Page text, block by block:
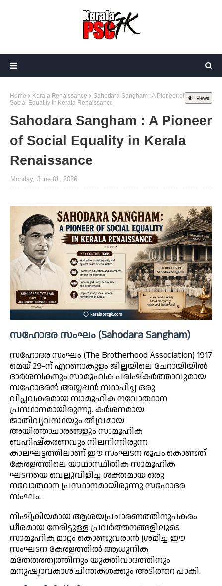
views
Home Kerala Renaissance
Sahodara Sangham : A Pioneer of
Social Equality in Kerala Renaissance
Sahodara Sangham : A Pioneer
of Social Equality in Kerala
Renaissance
Monday, June 01, 2026
സഹോദര സംഘം (Sahodara Sangham)
സഹോദര സംഘം (The Brotherhood Association) 1917
മെയ് 29-ന് എറണാകുളം ജില്ലയിലെ ചേറായിയിൽ
ദാർശനികനും സാമൂഹിക പരിഷ്കർത്താവുമായ
സഹോദരൻ അയ്യപ്പൻ സ്ഥാപിച്ച ഒരു
വിപ്ലവകരമായ സാമൂഹിക നവോത്ഥാന
പ്രസ്ഥാനമായിരുന്നു. കർശനമായ
ജാതിവ്യവസ്ഥയും തീവ്രമായ
അയിത്താചാരങ്ങളും സാമൂഹിക
ബഹിഷ്കരണവും നിലനിന്നിരുന്ന
കാലഘട്ടത്തിലാണ് ഈ സംഘടന രൂപം കൊണ്ടത്.
കേരളത്തിലെ യാഥാസ്ഥിതിക സാമൂഹിക
ഘടനയെ വെല്ലുവിളിച്ച ശക്തമായ ഒരു
നവോത്ഥാന പ്രസ്ഥാനമായിരുന്നു സഹോദര
സംഘം.
നിഷ്ക്രിയമായ ആശയപ്രചാരണത്തിനുപകരം
ധീരമായ നേരിട്ടുള്ള പ്രവർത്തനങ്ങളിലൂടെ
സാമൂഹിക മാറ്റം കൊണ്ടുവരാൻ ശ്രമിച്ച ഈ
സംഘടന കേരളത്തിൽ ആധുനിക
മതേതരത്വത്തിനും യുക്തിവാദത്തിനും
മനുഷ്യാവകാശ ചിന്തകൾക്കും അടിത്തറ പാകി.